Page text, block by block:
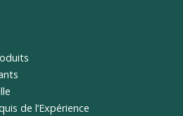
de l’Expérience